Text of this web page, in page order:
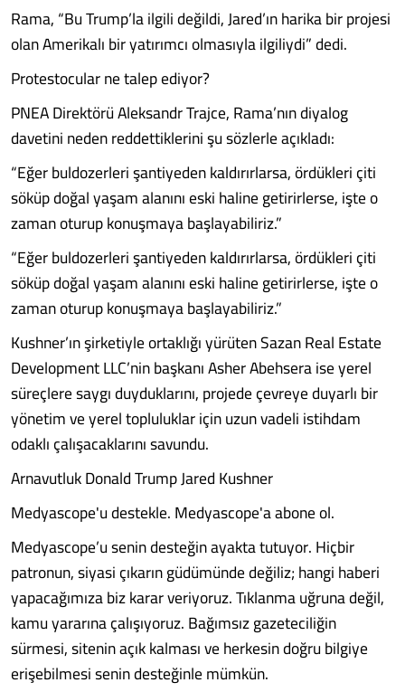
Rama, “Bu Trump’la ilgili değildi, Jared’ın harika bir projesi
olan Amerikalı bir yatırımcı olmasıyla ilgiliydi” dedi.
Protestocular ne talep ediyor?
PNEA Direktörü Aleksandr Trajce, Rama’nın diyalog
davetini neden reddettiklerini şu sözlerle açıkladı:
“Eğer buldozerleri şantiyeden kaldırırlarsa, ördükleri çiti
söküp doğal yaşam alanını eski haline getirirlerse, işte o
zaman oturup konuşmaya başlayabiliriz.”
“Eğer buldozerleri şantiyeden kaldırırlarsa, ördükleri çiti
söküp doğal yaşam alanını eski haline getirirlerse, işte o
zaman oturup konuşmaya başlayabiliriz.”
Kushner’ın şirketiyle ortaklığı yürüten Sazan Real Estate
Development LLC’nin başkanı Asher Abehsera ise yerel
süreçlere saygı duyduklarını, projede çevreye duyarlı bir
yönetim ve yerel topluluklar için uzun vadeli istihdam
odaklı çalışacaklarını savundu.
Arnavutluk Donald Trump Jared Kushner
Medyascope'u destekle. Medyascope'a abone ol.
Medyascope’u senin desteğin ayakta tutuyor. Hiçbir
patronun, siyasi çıkarın güdümünde değiliz; hangi haberi
yapacağımıza biz karar veriyoruz. Tıklanma uğruna değil,
kamu yararına çalışıyoruz. Bağımsız gazeteciliğin
sürmesi, sitenin açık kalması ve herkesin doğru bilgiye
erişebilmesi senin desteğinle mümkün.